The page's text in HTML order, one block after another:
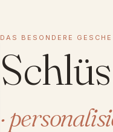
DAS BESONDERE
·